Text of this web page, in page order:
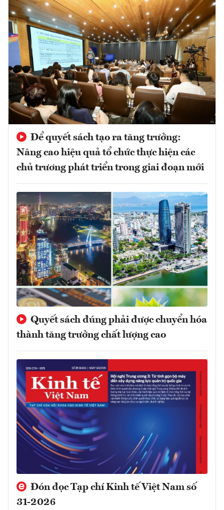
Để quyết sách tạo ra tăng trưởng:
Nâng cao hiệu quả tổ chức thực hiện các
chủ trương phát triển trong giai đoạn mới
Quyết sách đúng phải được chuyển hóa
thành tăng trưởng chất lượng cao
Đón đọc Tạp chí Kinh tế Việt Nam số
31-2026